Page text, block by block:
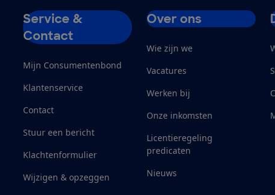
Service &
Contact
Mijn Consumentenbond
Klantenservice
Contact
Stuur een bericht
Klachtenformulier
Wijzigen & opzeggen
Over ons
Wie zijn we
Vacatures
Werken bij
Onze inkomsten
Licentieregeling
predicaten
Nieuws